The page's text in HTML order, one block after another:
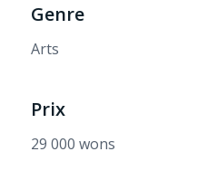
Genre
Arts
Prix
29 000 wons